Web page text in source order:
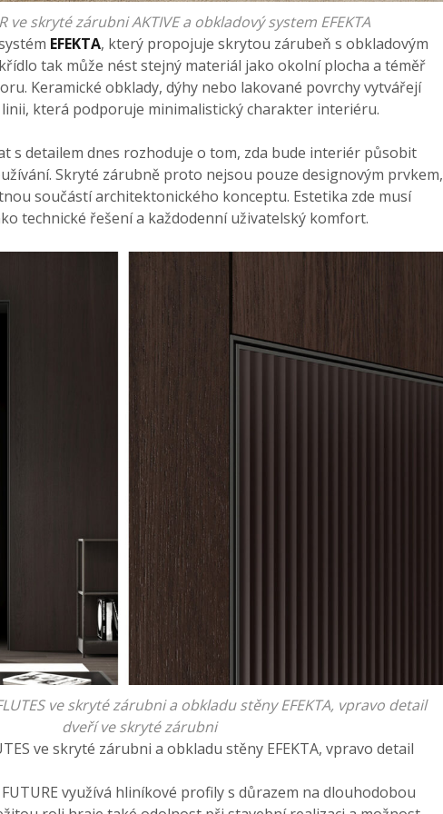
ve skryté zárubni AKTIVE a obkladový system EFEKTA
EFEKTA, který propojuje skrytou zárubeň s obkladovým
tak může nést stejný materiál jako okolní plocha a téměř
Keramické obklady, dýhy nebo lakované povrchy vytvářejí
která podporuje minimalistický charakter interiéru.
s detailem dnes rozhoduje o tom, zda bude interiér působit
Skryté zárubně proto nejsou pouze designovým prvkem,
součástí architektonického konceptu. Estetika zde musí
technické řešení a každodenní uživatelský komfort.
ve skryté zárubni a obkladu stěny EFEKTA, vpravo detail
dveří ve skryté zárubni
ve skryté zárubni a obkladu stěny EFEKTA, vpravo detail
využívá hliníkové profily s důrazem na dlouhodobou